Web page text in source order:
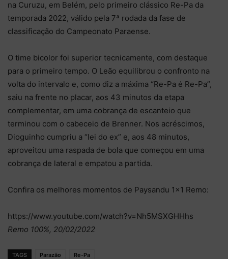
na Curuzu, em Belém, pelo primeiro clássico Re-Pa da
temporada 2022, válido pela 7ª rodada da fase de
classificação do Campeonato Paraense.
O time bicolor foi superior tecnicamente, com destaque
para o primeiro tempo. O Leão equilibrou o confronto na
volta do intervalo e, como diz a máxima “Re-Pa é Re-Pa”,
saiu na frente no placar, aos 43 minutos da etapa
complementar, em uma cobrança de escanteio que
terminou com o cabeceio de Brenner. Nos acréscimos,
Dioguinho cumpriu a “lei do ex” e, aos 48 minutos,
aproveitou uma raspada de bola que começou em uma
cobrança de lateral e empatou a partida.
Confira os melhores momentos de Paysandu 1×1 Remo:
https://www.youtube.com/watch?v=Nh5MSXGHHhs
Remo 100%, 20/02/2022
TAGS Parazão Re-Pa